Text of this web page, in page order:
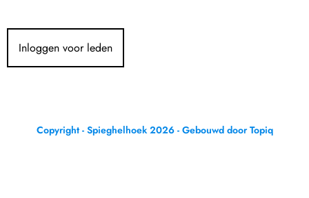
Inloggen voor leden
Copyright - Spieghelhoek 2026 - Gebouwd door Topiq